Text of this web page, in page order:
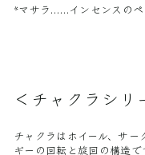
*マサラ……インセンスのペ
＜チャクラシリ
チャクラはホイール、サ
ギーの回転と旋回の構造